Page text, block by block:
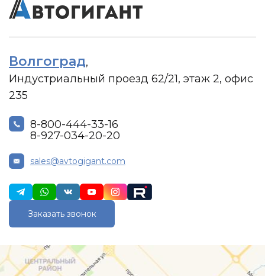
Волгоград,
Индустриальный проезд 62/21, этаж 2, офис
235
8-800-444-33-16
8-927-034-20-20
sales@avtogigant.com
Заказать звонок